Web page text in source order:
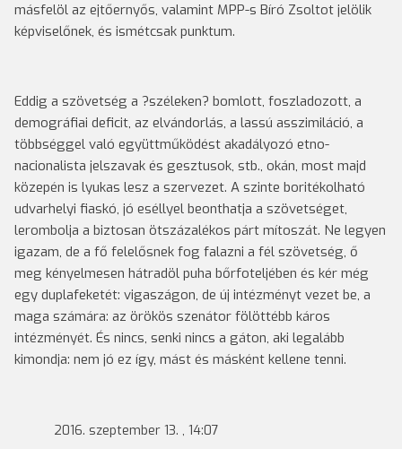
másfelöl az ejtőernyős, valamint MPP-s Bíró Zsoltot jelölik
képviselőnek, és ismétcsak punktum.
Eddig a szövetség a ?széleken? bomlott, foszladozott, a
demográfiai deficit, az elvándorlás, a lassú asszimiláció, a
többséggel való együttműködést akadályozó etno-
nacionalista jelszavak és gesztusok, stb., okán, most majd
közepén is lyukas lesz a szervezet. A szinte boritékolható
udvarhelyi fiaskó, jó eséllyel beonthatja a szövetséget,
lerombolja a biztosan ötszázalékos párt mítoszát. Ne legyen
igazam, de a fő felelősnek fog falazni a fél szövetség, ő
meg kényelmesen hátradöl puha bőrfoteljében és kér még
egy duplafeketét: vigaszágon, de új intézményt vezet be, a
maga számára: az örökös szenátor fölöttébb káros
intézményét. És nincs, senki nincs a gáton, aki legalább
kimondja: nem jó ez így, mást és másként kellene tenni.
2016. szeptember 13. , 14:07